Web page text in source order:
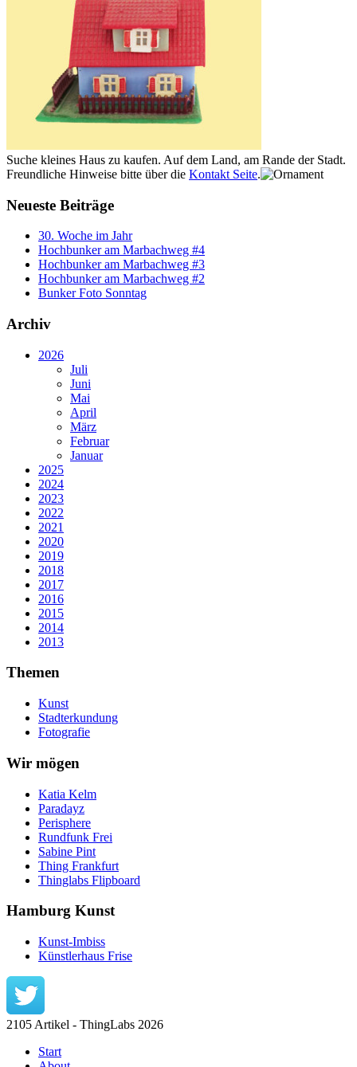
Suche kleines Haus zu kaufen. Auf dem Land, am Rande der Stadt.
Freundliche Hinweise bitte über die Kontakt Seite.
Neueste Beiträge
30. Woche im Jahr
Hochbunker am Marbachweg #4
Hochbunker am Marbachweg #3
Hochbunker am Marbachweg #2
Bunker Foto Sonntag
Archiv
2026
Juli
Juni
Mai
April
März
Februar
Januar
2025
2024
2023
2022
2021
2020
2019
2018
2017
2016
2015
2014
2013
Themen
Kunst
Stadterkundung
Fotografie
Wir mögen
Katia Kelm
Paradayz
Perisphere
Rundfunk Frei
Sabine Pint
Thing Frankfurt
Thinglabs Flipboard
Hamburg Kunst
Kunst-Imbiss
Künstlerhaus Frise
2105 Artikel - ThingLabs 2026
Start